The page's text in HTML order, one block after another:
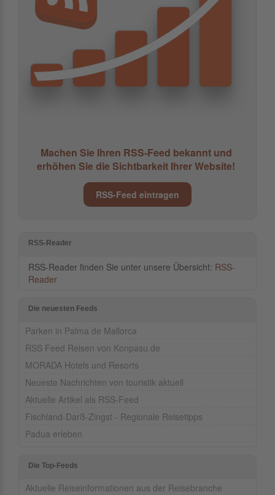
Machen Sie Ihren RSS-Feed bekannt und
erhöhen Sie die Sichtbarkeit Ihrer Website!
RSS-Feed eintragen
RSS-Reader
RSS-Reader finden Sie unter unsere Übersicht: RSS-
Reader
Die neuesten Feeds
Parken in Palma de Mallorca
RSS Feed Reisen von Konpasu.de
MORADA Hotels und Resorts
Neueste Nachrichten von touristik aktuell
Aktuelle Artikel als RSS-Feed
Fischland-Darß-Zingst - Regionale Reisetipps
Padua erleben
Die Top-Feeds
Aktuelle Reiseinformationen aus der Reisebranche